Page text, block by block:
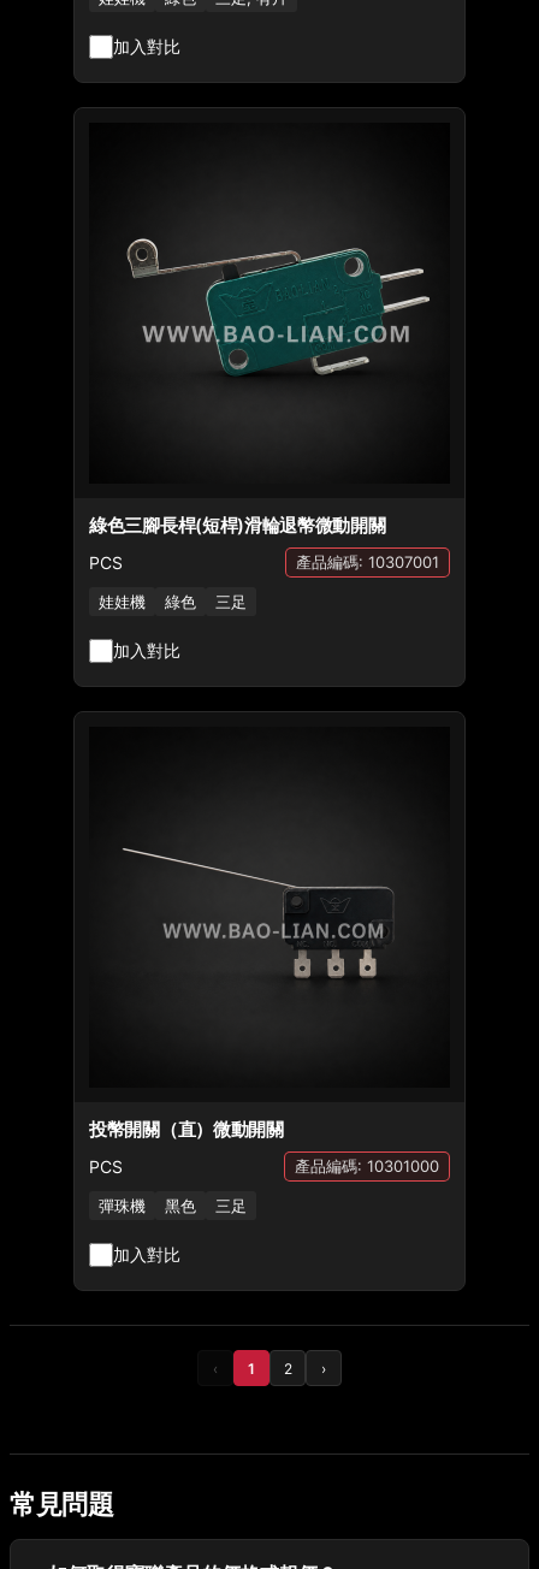
加入對比
綠色三腳長桿(短桿)滑輪退幣微動開關
PCS 產品編碼: 10307001
娃娃機 綠色 三足
加入對比
投幣開關（直）微動開關
PCS 產品編碼: 10301000
彈珠機 黑色 三足
加入對比
‹ 1 2 ›
常見問題